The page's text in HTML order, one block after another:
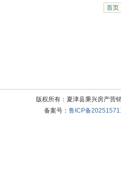
首页
版权所有：夏津县秉兴房产营
备案号： 鲁ICP备